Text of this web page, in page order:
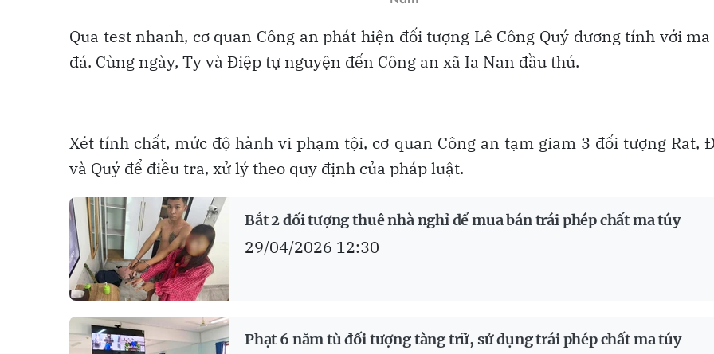
Qua test nhanh, cơ quan Công an phát hiện đối tượng Lê Công Quý dương tính với
đá. Cùng ngày, Ty và Điệp tự nguyện đến Công an xã Ia Nan đầu thú.
Xét tính chất, mức độ hành vi phạm tội, cơ quan Công an tạm giam 3 đối tượng Rat,
và Quý để điều tra, xử lý theo quy định của pháp luật.
Bắt 2 đối tượng thuê nhà nghỉ để mua bán trái phép chất ma túy
29/04/2026 12:30
Phạt 6 năm tù đối tượng tàng trữ, sử dụng trái phép chất ma túy